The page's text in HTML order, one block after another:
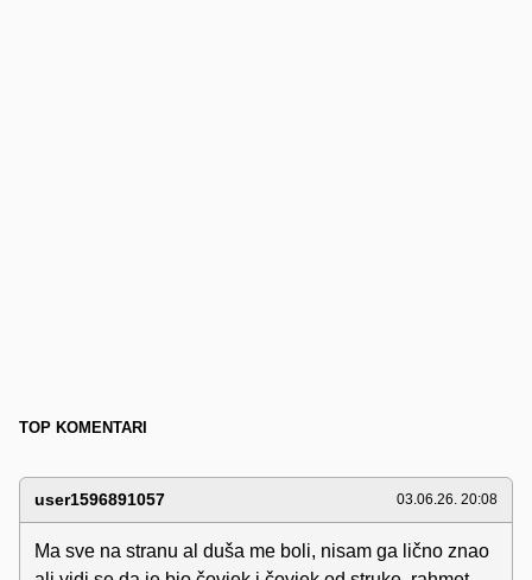
TOP KOMENTARI
user1596891057 03.06.26. 20:08
Ma sve na stranu al duša me boli, nisam ga lično znao